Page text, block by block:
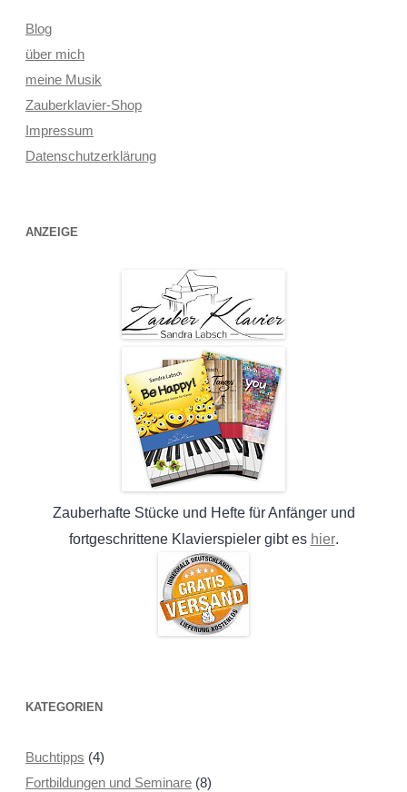
Blog
über mich
meine Musik
Zauberklavier-Shop
Impressum
Datenschutzerklärung
ANZEIGE
Zauberhafte Stücke und Hefte für Anfänger und
fortgeschrittene Klavierspieler gibt es hier.
KATEGORIEN
Buchtipps (4)
Fortbildungen und Seminare(8)